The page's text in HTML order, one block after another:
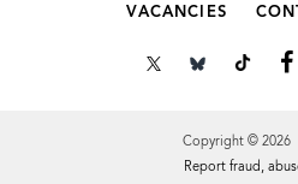
VACANCIES
Copyright ©
Report fraud,